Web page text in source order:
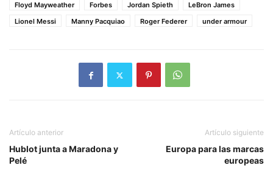
Floyd Mayweather
Forbes Jordan Spieth
LeBron James
Lionel Messi
Manny Pacquiao Roger Federer under armour
Artículo anterior
Hublot junta a Maradona y
Pelé
Artículo siguiente
Europa para las marcas
europeas